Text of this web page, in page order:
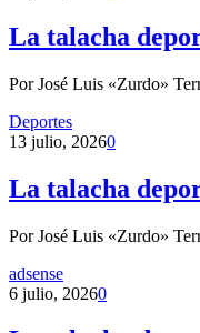
La talacha
Por José Luis
Deportes
13 julio, 20260
La talacha
Por José Luis
adsense
6 julio, 20260